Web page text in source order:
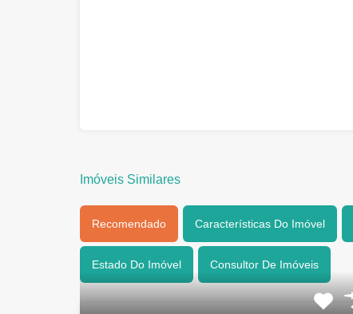
Imóveis Similares
Recomendado Características Do Imóvel
Estado Do Imóvel Consultor De Imóveis